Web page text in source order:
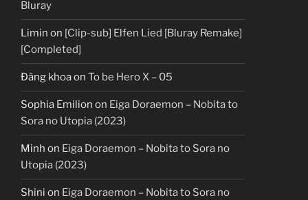
Bluray
Limin on [Clip-sub] Elfen Lied [Bluray Remake]
[Completed]
Đăng khoaon To be Hero X – 05
Sophia Emilion on Eiga Doraemon – Nobita to
Sora no Utopia (2023)
Minh on Eiga Doraemon – Nobita to Sora no
Utopia (2023)
Shini on Eiga Doraemon – Nobita to Sora no